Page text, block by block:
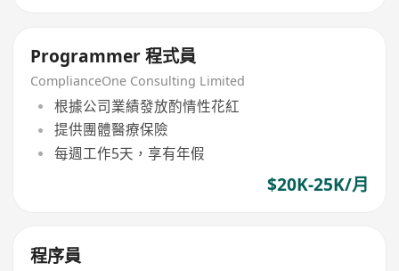
Programmer 程式員
ComplianceOne Consulting Limited
根據公司業績發放酌情性花紅
提供團體醫療保險
每週工作5天，享有年假
$20K-25K/月
程序員